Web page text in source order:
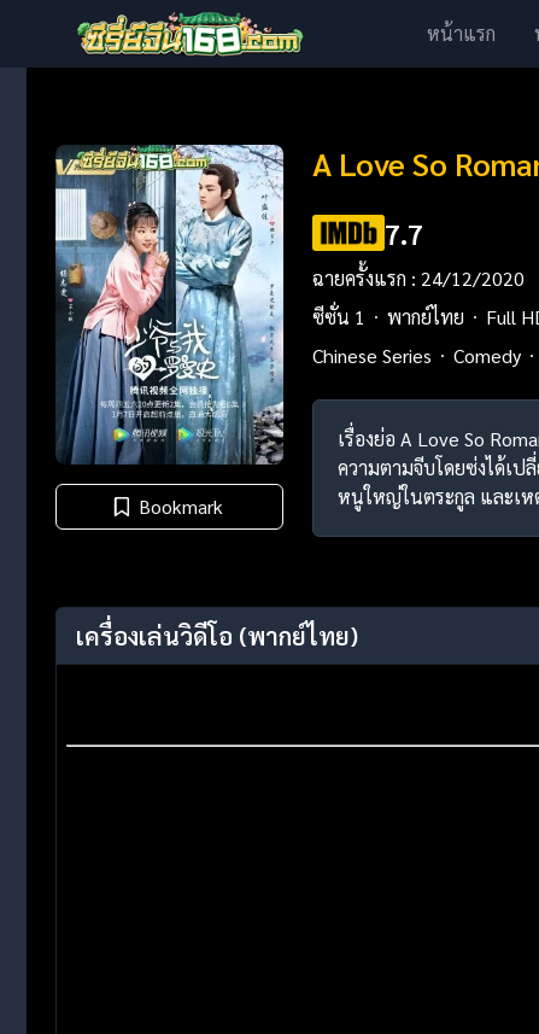
หน้าแรก
Bookmark
A Love So
7.7
ฉายครั้งแรก : 24/12/2020
ซีซั่น 1
พากย์ไทย
Full
Chinese Series
Comedy
เรื่องย่อ A Love So
ความตามจีบโดยซ่งได้เ
หนูใหญ่ในตระกูล และเห
เครื่องเล่นวิดีโอ (พากย์ไทย)